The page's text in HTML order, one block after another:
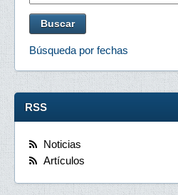
Búsqueda por fechas
RSS
Noticias
Artículos